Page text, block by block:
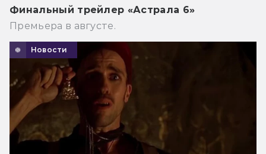
Финальный трейлер «Астрала 6»
Премьера в августе.
Новости